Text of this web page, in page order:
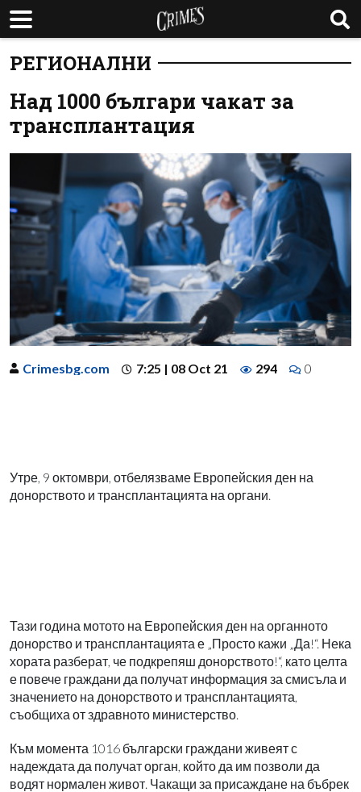
РЕГИОНАЛНИ
Над 1000 българи чакат за
трансплантация
Crimesbg.com 7:25 | 08 Oct 21 294 0
Утре, 9 октомври, отбелязваме Европейския ден на
донорството и трансплантацията на органи.
Тази година мотото на Европейския ден на органното
донорство и трансплантацията е „Просто кажи „Да!“. Нека
хората разберат, че подкрепяш донорството!“, като целта
е повече граждани да получат информация за смисъла и
значението на донорството и трансплантацията,
съобщиха от здравното министерство.
Към момента 1016 български граждани живеят с
надеждата да получат орган, който да им позволи да
водят нормален живот. Чакащи за присаждане на бъбрек